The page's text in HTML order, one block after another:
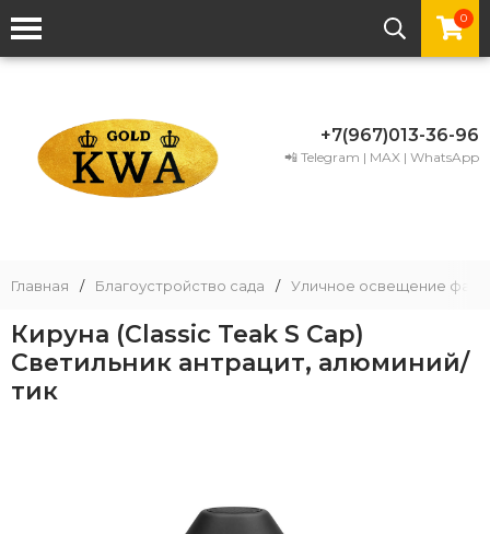
0
+7(967)013-36-96
📲 Telegram | MAX | WhatsApp
Главная / Благоустройство сада / Уличное освещение
Кируна (Classic Teak S Cap)
Светильник антрацит, алюминий/
тик